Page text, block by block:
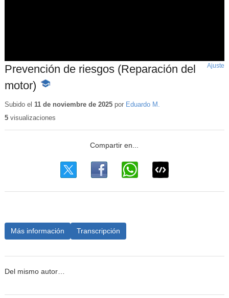
Prevención de riesgos (Reparación del
motor)
-
educativo
Ajuste
Subido el 11 de noviembre de 2025por Eduardo M.
5visualizaciones
Más información Transcripción
Del mismo autor…